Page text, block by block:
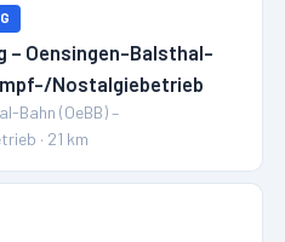
– Oensingen-Balsthal-
Nostalgiebetrieb
Bahn (OeBB) –
· 21 km